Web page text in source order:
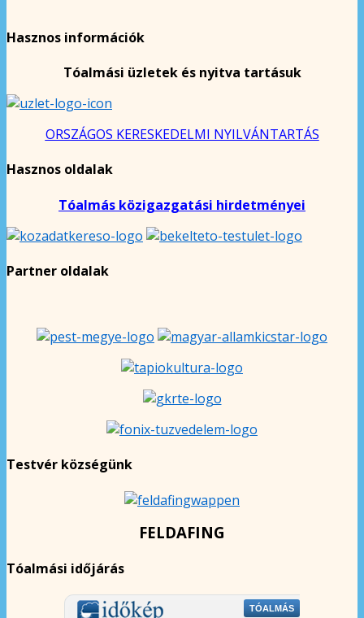
Hasznos információk
Tóalmási üzletek és nyitva tartásuk
ORSZÁGOS KERESKEDELMI NYILVÁNTARTÁS
Hasznos oldalak
Tóalmás közigazgatási hirdetményei
Partner oldalak
Testvér községünk
FELDAFING
Tóalmási időjárás